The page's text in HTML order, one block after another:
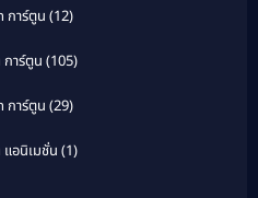
การ์ตูน (12)
าร์ตูน (105)
การ์ตูน (29)
อนิเมชั่น (1)